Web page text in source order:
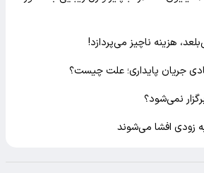
هزینه ناچیز می‌پردازد!
جریان پایداری؛ علت چیست؟
نمی‌شود؟
زودی افشا می‌شوند